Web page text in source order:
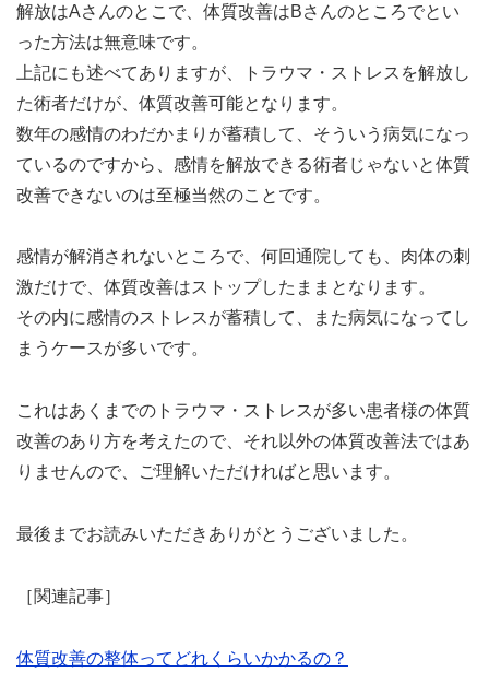
解放はAさんのとこで、体質改善はBさんのところでとい
った方法は無意味です。
上記にも述べてありますが、トラウマ・ストレスを解放し
た術者だけが、体質改善可能となります。
数年の感情のわだかまりが蓄積して、そういう病気になっ
ているのですから、感情を解放できる術者じゃないと体質
改善できないのは至極当然のことです。
感情が解消されないところで、何回通院しても、肉体の刺
激だけで、体質改善はストップしたままとなります。
その内に感情のストレスが蓄積して、また病気になってし
まうケースが多いです。
これはあくまでのトラウマ・ストレスが多い患者様の体質
改善のあり方を考えたので、それ以外の体質改善法ではあ
りませんので、ご理解いただければと思います。
最後までお読みいただきありがとうございました。
［関連記事］
体質改善の整体ってどれくらいかかるの？